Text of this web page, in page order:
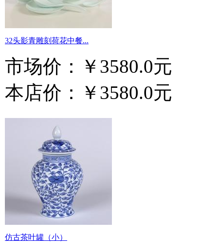
32头影青雕刻荷花中餐...
市场价：
￥3580.0元
本店价：
￥3580.0元
仿古茶叶罐（小）